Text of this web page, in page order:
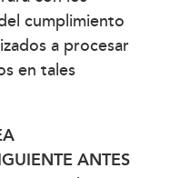
cumplimiento
a procesar
en tales
ANTES